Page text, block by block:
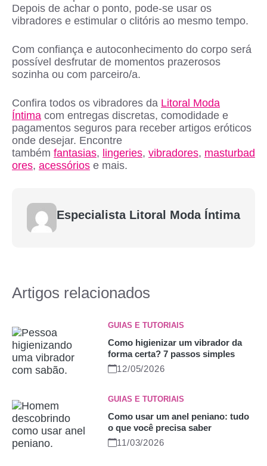
Depois de achar o ponto, pode-se usar os
vibradores e estimular o clitóris ao mesmo tempo.
Com confiança e autoconhecimento do corpo será
possível desfrutar de momentos prazerosos
sozinha ou com parceiro/a.
Confira todos os vibradores da Litoral Moda
Íntima com entregas discretas, comodidade e
pagamentos seguros para receber artigos eróticos
onde desejar. Encontre
também fantasias, lingeries, vibradores, masturbad
ores, acessórios e mais.
Especialista Litoral Moda Íntima
Artigos relacionados
GUIAS E TUTORIAIS
Como higienizar um vibrador da
forma certa? 7 passos simples
12/05/2026
GUIAS E TUTORIAIS
Como usar um anel peniano: tudo
o que você precisa saber
11/03/2026